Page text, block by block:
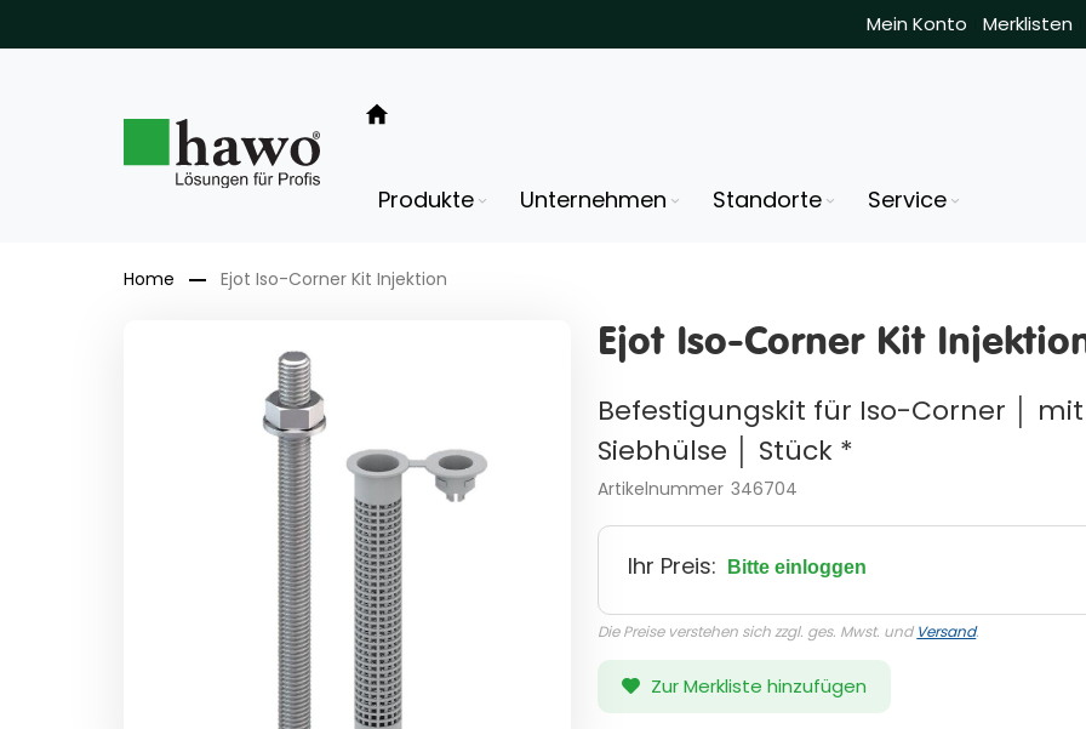
Inhalt
Mein Konto Merklisten
Produkte Unternehmen Standorte Service
Home Ejot Iso-Corner Kit Injektion
Ejot Iso-Corner Kit
Befestigungskit für Iso-Corner │ mit
Siebhülse │ Stück *
Artikelnummer 346704
Ihr Preis: Bitte einloggen
Die Preise verstehen sich zzgl. ges. Mwst. und Versand.
Zur Merkliste hinzufügen